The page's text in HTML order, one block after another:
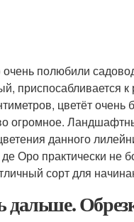
полюбили
приспосабливается
цветёт очень
огромное.
данного
Оро практически не
сорт для
дальше.